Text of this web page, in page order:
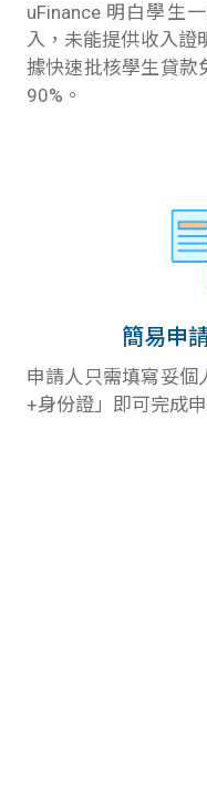
uFinance 明白學生
入，未能提供收入證
據快速批核學生貸款
90%。
簡易申
申請人只需填寫妥個
+身份證」即可完成